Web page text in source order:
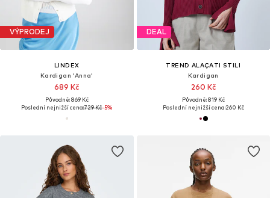
VÝPRODEJ
LINDEX
Kardigan 'Anna'
689 Kč
Původně: 869 Kč
Poslední nejnižší cena:729 Kč-5%
DEAL
TREND ALAÇATI STILI
Kardigan
260 Kč
Původně: 819 Kč
Poslední nejnižší cena:260 Kč